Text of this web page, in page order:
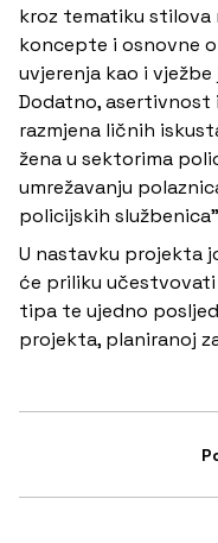
kroz tematiku stilova
koncepte i osnovne
uvjerenja kao i
Dodatno, asertivnost
razmjena ličnih
žena u sektorima
umrežavanju
policijskih
U nastavku projekta
će priliku
tipa te ujedno
projekta, planiranoj